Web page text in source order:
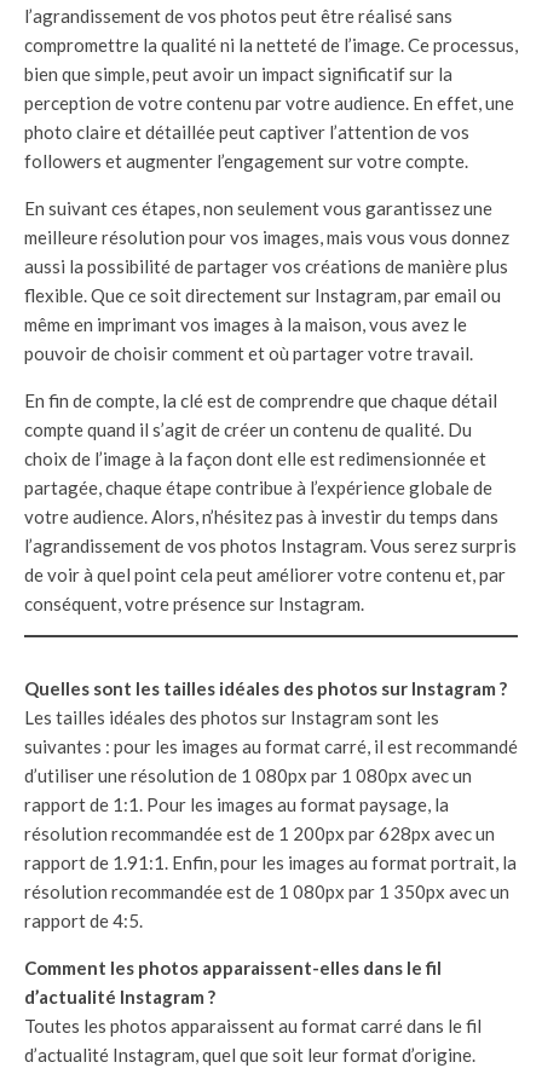
l’agrandissement de vos photos peut être réalisé sans
compromettre la qualité ni la netteté de l’image. Ce processus,
bien que simple, peut avoir un impact significatif sur la
perception de votre contenu par votre audience. En effet, une
photo claire et détaillée peut captiver l’attention de vos
followers et augmenter l’engagement sur votre compte.
En suivant ces étapes, non seulement vous garantissez une
meilleure résolution pour vos images, mais vous vous donnez
aussi la possibilité de partager vos créations de manière plus
flexible. Que ce soit directement sur Instagram, par email ou
même en imprimant vos images à la maison, vous avez le
pouvoir de choisir comment et où partager votre travail.
En fin de compte, la clé est de comprendre que chaque détail
compte quand il s’agit de créer un contenu de qualité. Du
choix de l’image à la façon dont elle est redimensionnée et
partagée, chaque étape contribue à l’expérience globale de
votre audience. Alors, n’hésitez pas à investir du temps dans
l’agrandissement de vos photos Instagram. Vous serez surpris
de voir à quel point cela peut améliorer votre contenu et, par
conséquent, votre présence sur Instagram.
Quelles sont les tailles idéales des photos sur Instagram ?
Les tailles idéales des photos sur Instagram sont les
suivantes : pour les images au format carré, il est recommandé
d’utiliser une résolution de 1 080px par 1 080px avec un
rapport de 1:1. Pour les images au format paysage, la
résolution recommandée est de 1 200px par 628px avec un
rapport de 1.91:1. Enfin, pour les images au format portrait, la
résolution recommandée est de 1 080px par 1 350px avec un
rapport de 4:5.
Comment les photos apparaissent-elles dans le fil
d’actualité Instagram ?
Toutes les photos apparaissent au format carré dans le fil
d’actualité Instagram, quel que soit leur format d’origine.